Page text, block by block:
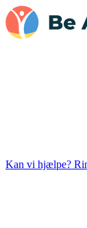
Kan vi hjælpe?